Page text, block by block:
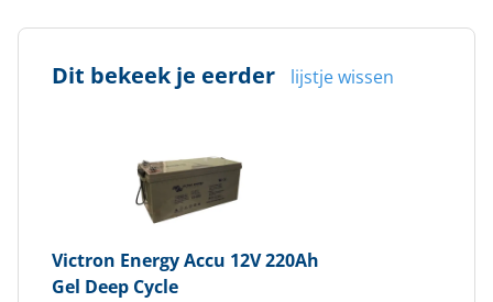
Dit bekeek je eerder lijstje wissen
Victron EnergyAccu 12V 220Ah
Gel Deep Cycle